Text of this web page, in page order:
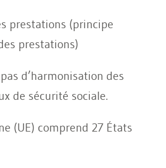
prestations (principe
prestations)
d’harmonisation des
de sécurité sociale.
(UE) comprend 27 États